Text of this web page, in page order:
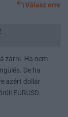
Válasz erre
zárni. Ha nem
De ha
azért dollár
EURUSD.